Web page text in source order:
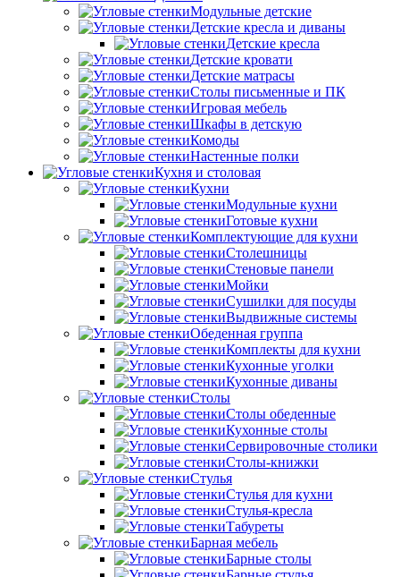
Модульные детские
Детские кресла и диваны
Детские кресла
Детские кровати
Детские матрасы
Столы письменные и ПК
Игровая мебель
Шкафы в детскую
Комоды
Настенные полки
Кухня и столовая
Кухни
Модульные кухни
Готовые кухни
Комплектующие для кухни
Столешницы
Стеновые панели
Мойки
Сушилки для посуды
Выдвижные системы
Обеденная группа
Комплекты для кухни
Кухонные уголки
Кухонные диваны
Столы
Столы обеденные
Кухонные столы
Сервировочные столики
Столы-книжки
Стулья
Стулья для кухни
Стулья-кресла
Табуреты
Барная мебель
Барные столы